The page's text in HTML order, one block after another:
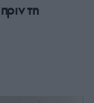
τη